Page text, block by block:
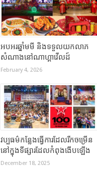
អបអរឆ្នាំមមី និងទទួលយកលាភ
សំណាងនៅណាហ្គាវើលដ៍
February 4, 2026
វប្បធម៌កន្លែងធ្វើការដែលរីកចម្រើន
នៅក្នុងទីផ្សារដែលកំពុងងើបឡើង
December 18, 2025